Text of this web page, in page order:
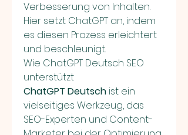
Verbesserung von Inhalten.
Hier setzt ChatGPT an, indem
es diesen Prozess erleichtert
und beschleunigt.
Wie ChatGPT Deutsch SEO
unterstützt
ChatGPT Deutsch ist ein
vielseitiges Werkzeug, das
SEO-Experten und Content-